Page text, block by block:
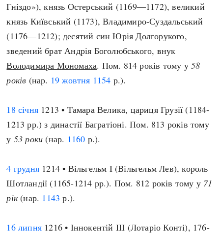
Гніздо»), князь Остерський (1169—1172), великий
князь Київський (1173), Владимиро-Суздальський
(1176—1212); десятий син Юрія Долгорукого,
зведений брат Андрія Боголюбського, внук
Володимира Мономаха. Пом. 814 років тому у58
років (нар. 19 жовтня 1154 р.).
18 січня 1213 • Тамара Велика, цариця Грузії (1184-
1213 рр.) з династії Багратіоні. Пом. 813 років тому
у 53 роки (нар. 1160 р.).
4 грудня 1214 • Вільгельм I (Вільгельм Лев), король
Шотландії (1165-1214 рр.). Пом. 812 років тому у 71
рік(нар. 1143 р.).
16 липня 1216 • Іннокентій III (Лотаріо Конті), 176-